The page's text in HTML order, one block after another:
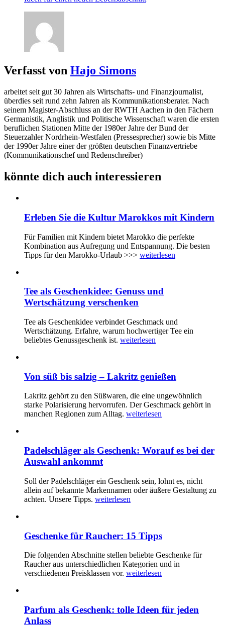
Verfasst von Hajo Simons
arbeitet seit gut 30 Jahren als Wirtschafts- und Finanzjournalist,
überdies seit rund zehn Jahren als Kommunikationsberater. Nach
seinem Magister-Abschluss an der RWTH Aachen in den Fächern
Germanistik, Anglistik und Politische Wissenschaft waren die ersten
beruflichen Stationen Mitte der 1980er Jahre der Bund der
Steuerzahler Nordrhein-Westfalen (Pressesprecher) sowie bis Mitte
der 1990er Jahre einer der größten deutschen Finanzvertriebe
(Kommunikationschef und Redenschreiber)
könnte dich auch interessieren
Erleben Sie die Kultur Marokkos mit Kindern
Für Familien mit Kindern bietet Marokko die perfekte
Kombination aus Aufregung und Entspannung. Die besten
Tipps für den Marokko-Urlaub >>> weiterlesen
Tee als Geschenkidee: Genuss und
Wertschätzung verschenken
Tee als Geschenkidee verbindet Geschmack und
Wertschätzung. Erfahre, warum hochwertiger Tee ein
beliebtes Genussgeschenk ist. weiterlesen
Von süß bis salzig – Lakritz genießen
Lakritz gehört zu den Süßwaren, die eine ungewöhnlich
starke Polarisierung hervorrufen. Der Geschmack gehört in
manchen Regionen zum Alltag. weiterlesen
Padelschläger als Geschenk: Worauf es bei der
Auswahl ankommt
Soll der Padelschläger ein Geschenk sein, lohnt es, nicht
allein auf bekannte Markennamen oder äußere Gestaltung zu
achten. Unsere Tipps. weiterlesen
Geschenke für Raucher: 15 Tipps
Die folgenden Abschnitte stellen beliebte Geschenke für
Raucher aus unterschiedlichen Kategorien und in
verschiedenen Preisklassen vor. weiterlesen
Parfum als Geschenk: tolle Ideen für jeden
Anlass